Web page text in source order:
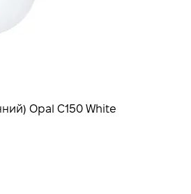
Opal C150 White